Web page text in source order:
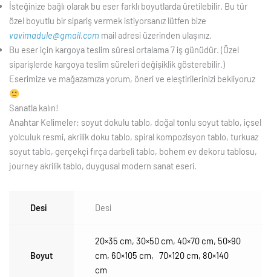
İsteğinize bağlı olarak bu eser farklı boyutlarda üretilebilir. Bu tür
özel boyutlu bir sipariş vermek istiyorsanız lütfen bize
vavimadule@gmail.com mail adresi üzerinden ulaşınız.
Bu eser için kargoya teslim süresi ortalama 7 iş günüdür. (Özel
siparişlerde kargoya teslim süreleri değişiklik gösterebilir.)
Eserimize ve mağazamıza yorum, öneri ve eleştirilerinizi bekliyoruz
Sanatla kalın!
Anahtar Kelimeler: soyut dokulu tablo, doğal tonlu soyut tablo, içsel
yolculuk resmi, akrilik doku tablo, spiral kompozisyon tablo, turkuaz
soyut tablo, gerçekçi fırça darbeli tablo, bohem ev dekoru tablosu,
journey akrilik tablo, duygusal modern sanat eseri.
Desi Desi
Boyut
20×35 cm, 30×50 cm, 40×70 cm, 50×90
cm, 60×105 cm, 70×120 cm, 80×140
cm